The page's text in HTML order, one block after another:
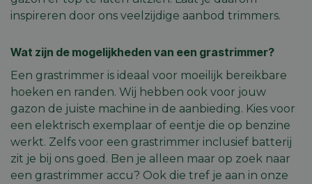
inspireren door ons veelzijdige aanbod trimmers.
Wat zijn de mogelijkheden van een grastrimmer?
Een grastrimmer is ideaal voor moeilijk bereikbare
hoeken en randen. Wij hebben ook voor jouw
gazon de juiste machine in de aanbieding. Kies voor
een elektrisch exemplaar of eentje die op benzine
werkt. Zelfs voor een grastrimmer inclusief batterij
zit je bij ons goed. Ben je alleen maar op zoek naar
een grastrimmer accu? Ook die tref je aan in onze